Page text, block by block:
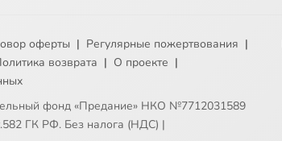
оферты | Регулярные пожертвования |
возврата | О проекте |
фонд «Предание» НКО №7712031589
ГК РФ. Без налога (НДС) |